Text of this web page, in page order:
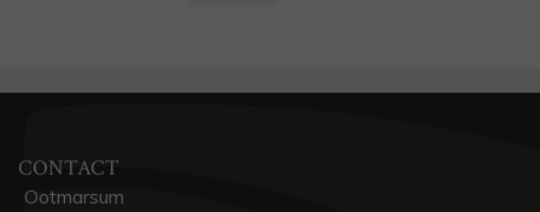
CONTACT
Ootmarsum